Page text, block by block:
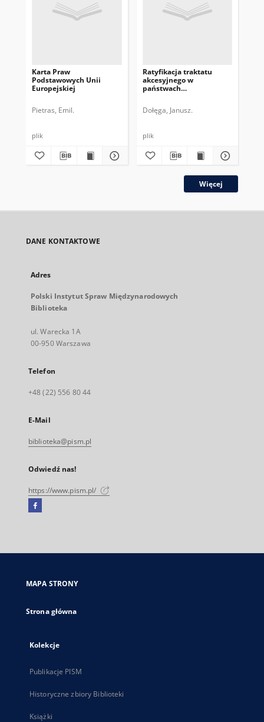
Karta Praw
Podstawowych Unii
Europejskiej
Pietras, Emil.
plik
Ratyfikacja traktatu
akcesyjnego w
państwach
Dołęga, Janusz.
plik
Więcej
DANE KONTAKTOWE
Adres
Polski Instytut Spraw Międzynarodowych
Biblioteka
ul. Warecka 1A
00-950 Warszawa
Telefon
+48 (22) 556 80 44
E-Mail
biblioteka@pism.pl
Odwiedź nas!
https://www.pism.pl/
Facebook
się
karcie
MAPA STRONY
Strona główna
Kolekcje
Publikacje PISM
Historyczne zbiory Biblioteki
Książki